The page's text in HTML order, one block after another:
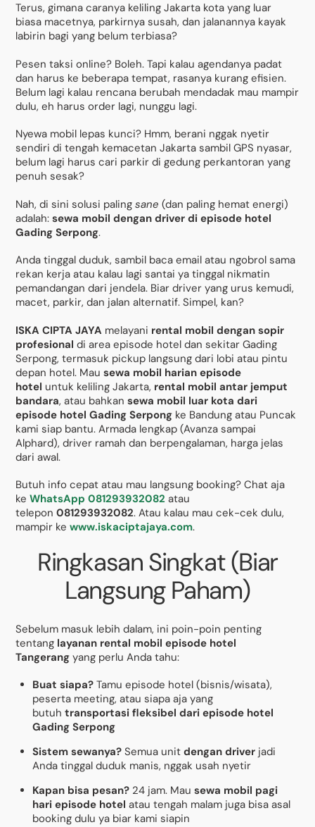
Terus, gimana caranya keliling Jakarta kota yang luar
biasa macetnya, parkirnya susah, dan jalanannya kayak
labirin bagi yang belum terbiasa?
Pesen taksi online? Boleh. Tapi kalau agendanya padat
dan harus ke beberapa tempat, rasanya kurang efisien.
Belum lagi kalau rencana berubah mendadak mau mampir
dulu, eh harus order lagi, nunggu lagi.
Nyewa mobil lepas kunci? Hmm, berani nggak nyetir
sendiri di tengah kemacetan Jakarta sambil GPS nyasar,
belum lagi harus cari parkir di gedung perkantoran yang
penuh sesak?
Nah, di sini solusi palingsane (dan paling hemat energi)
adalah:sewa mobil dengan driver di episode hotel
Gading Serpong.
Anda tinggal duduk, sambil baca email atau ngobrol sama
rekan kerja atau kalau lagi santai ya tinggal nikmatin
pemandangan dari jendela. Biar driver yang urus kemudi,
macet, parkir, dan jalan alternatif. Simpel, kan?
ISKA CIPTA JAYA melayani rental mobil dengan sopir
profesional di area episode hotel dan sekitar Gading
Serpong, termasuk pickup langsung dari lobi atau pintu
depan hotel. Mausewa mobil harian episode
hotel untuk keliling Jakarta, rental mobil antar jemput
bandara, atau bahkansewa mobil luar kota dari
episode hotel Gading Serpong ke Bandung atau Puncak
kami siap bantu. Armada lengkap (Avanza sampai
Alphard), driver ramah dan berpengalaman, harga jelas
dari awal.
Butuh info cepat atau mau langsung booking? Chat aja
keWhatsApp 081293932082 atau
telepon081293932082. Atau kalau mau cek-cek dulu,
mampir kewww.iskaciptajaya.com.
Ringkasan Singkat (Biar
Langsung Paham)
Sebelum masuk lebih dalam, ini poin-poin penting
tentang layanan rental mobil episode hotel
Tangerang yang perlu Anda tahu:
Buat siapa? Tamu episode hotel (bisnis/wisata),
peserta meeting, atau siapa aja yang
butuhtransportasi fleksibel dari episode hotel
Gading Serpong
Sistem sewanya? Semua unitdengan driver jadi
Anda tinggal duduk manis, nggak usah nyetir
Kapan bisa pesan? 24 jam. Mausewa mobil pagi
hari episode hotel atau tengah malam juga bisa asal
booking dulu ya biar kami siapin